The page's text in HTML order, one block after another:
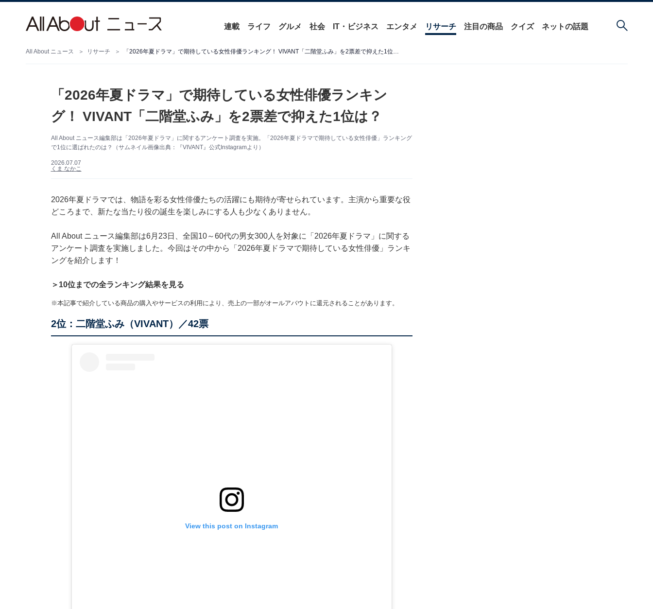
連載 ライフ グルメ 社会 IT・ビジネス エンタメ リサーチ 注目の商品 クイズ ネットの話題
All About ニュース リサーチ 「2026年夏ドラマ」で期待している女性俳優ランキング！ VIVANT「二階堂ふみ」を2票差で抑えた1位は？
「2026年夏ドラマ」で期待している女性俳優ランキン
グ！ VIVANT「二階堂ふみ」を2票差で抑えた1位は？
All About ニュース編集部は「2026年夏ドラマ」に関するアンケート調査を実施。「2026年夏ドラマで期待している女性俳優」ランキング
で1位に選ばれたのは？（サムネイル画像出典：『VIVANT』公式Instagramより）
2026.07.07
くま なかこ
2026年夏ドラマでは、物語を彩る女性俳優たちの活躍にも期待が寄せられています。主演から重要な役
どころまで、新たな当たり役の誕生を楽しみにする人も少なくありません。
All About ニュース編集部は6月23日、全国10～60代の男女300人を対象に「2026年夏ドラマ」に関する
アンケート調査を実施しました。今回はその中から「2026年夏ドラマで期待している女性俳優」ランキ
ングを紹介します！
＞10位までの全ランキング結果を見る
※本記事で紹介している商品の購入やサービスの利用により、売上の一部がオールアバウトに還元されることがあります。
2位：二階堂ふみ（VIVANT）／42票
View this post on Instagram